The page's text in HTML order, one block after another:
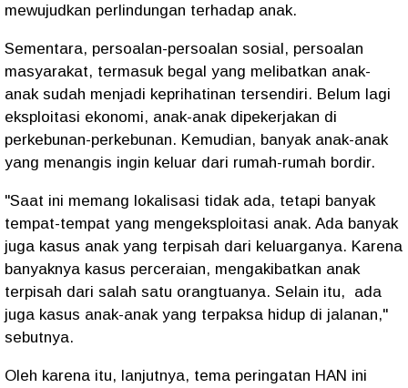
mewujudkan perlindungan terhadap anak.
Sementara, persoalan-persoalan sosial, persoalan
masyarakat, termasuk begal yang melibatkan anak-
anak sudah menjadi keprihatinan tersendiri. Belum lagi
eksploitasi ekonomi, anak-anak dipekerjakan di
perkebunan-perkebunan. Kemudian, banyak anak-anak
yang menangis ingin keluar dari rumah-rumah bordir.
"Saat ini memang lokalisasi tidak ada, tetapi banyak
tempat-tempat yang mengeksploitasi anak. Ada banyak
juga kasus anak yang terpisah dari keluarganya. Karena
banyaknya kasus perceraian, mengakibatkan anak
terpisah dari salah satu orangtuanya. Selain itu, ada
juga kasus anak-anak yang terpaksa hidup di jalanan,"
sebutnya.
Oleh karena itu, lanjutnya, tema peringatan HAN ini